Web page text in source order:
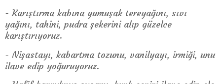
- Karıştırma kabına yumuşak tereyağını, sıvı
yağını, tahini, pudra şekerini alıp güzelce
karıştırıyoruz.
- Nişastayı, kabartma tozunu, vanilyayı, irmiği, unu
ilave edip yoğuruyoruz.